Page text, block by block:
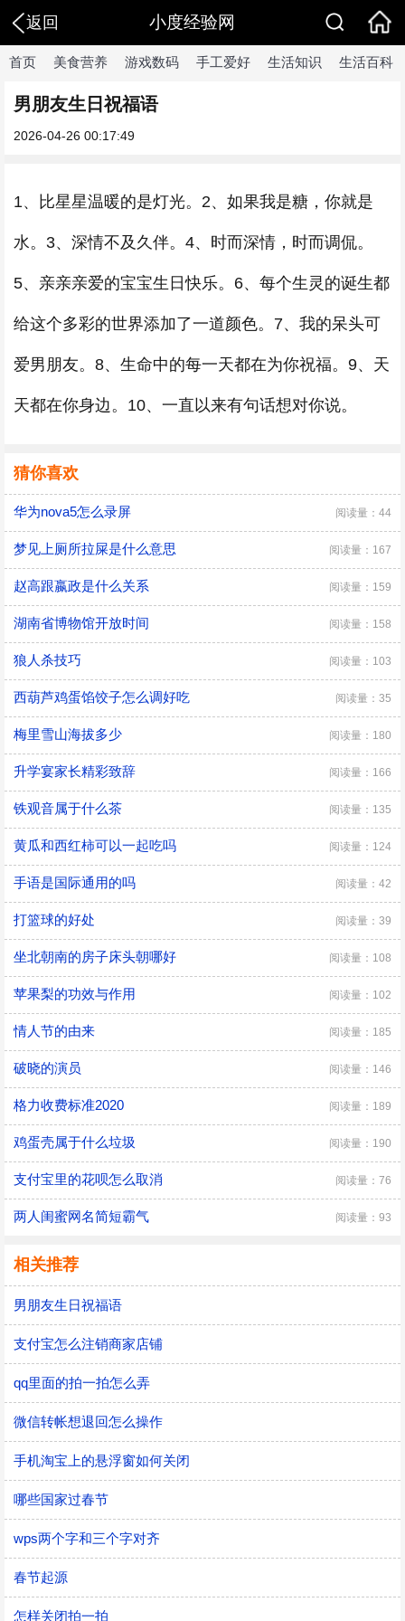
返回 小度经验网
首页 美食营养 游戏数码 手工爱好 生活知识 生活百科
男朋友生日祝福语
2026-04-26 00:17:49
1、比星星温暖的是灯光。2、如果我是糖，你就是
水。3、深情不及久伴。4、时而深情，时而调侃。
5、亲亲亲爱的宝宝生日快乐。6、每个生灵的诞生都
给这个多彩的世界添加了一道颜色。7、我的呆头可
爱男朋友。8、生命中的每一天都在为你祝福。9、天
天都在你身边。10、一直以来有句话想对你说。
猜你喜欢
华为nova5怎么录屏 阅读量：44
梦见上厕所拉屎是什么意思 阅读量：167
赵高跟嬴政是什么关系 阅读量：159
湖南省博物馆开放时间 阅读量：158
狼人杀技巧 阅读量：103
西葫芦鸡蛋馅饺子怎么调好吃 阅读量：35
梅里雪山海拔多少 阅读量：180
升学宴家长精彩致辞 阅读量：166
铁观音属于什么茶 阅读量：135
黄瓜和西红柿可以一起吃吗 阅读量：124
手语是国际通用的吗 阅读量：42
打篮球的好处 阅读量：39
坐北朝南的房子床头朝哪好 阅读量：108
苹果梨的功效与作用 阅读量：102
情人节的由来 阅读量：185
破晓的演员 阅读量：146
格力收费标准2020 阅读量：189
鸡蛋壳属于什么垃圾 阅读量：190
支付宝里的花呗怎么取消 阅读量：76
两人闺蜜网名简短霸气 阅读量：93
相关推荐
男朋友生日祝福语
支付宝怎么注销商家店铺
qq里面的拍一拍怎么弄
微信转帐想退回怎么操作
手机淘宝上的悬浮窗如何关闭
哪些国家过春节
wps两个字和三个字对齐
春节起源
怎样关闭拍一拍